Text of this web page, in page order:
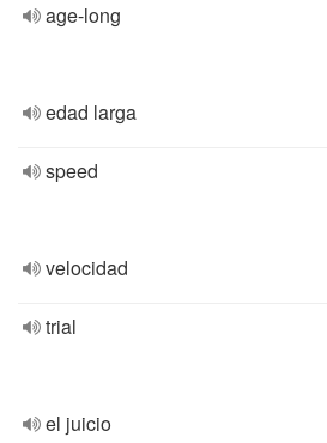
age-long
edad larga
speed
velocidad
trial
el juicio